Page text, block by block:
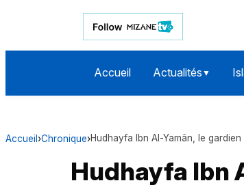
Accueil Actualités ▼
Accueil ›Chronique›
Hudhayfa Ibn